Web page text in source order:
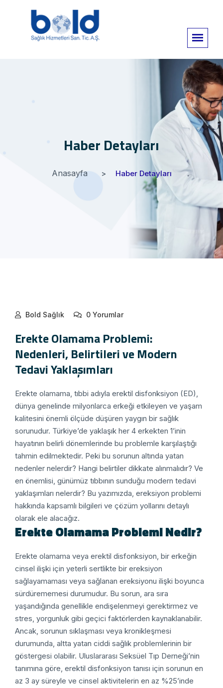
Haber Detayları
Anasayfa Haber Detayları
Bold Sağlık 0 Yorumlar
Erekte Olamama Problemi:
Nedenleri, Belirtileri ve Modern
Tedavi Yaklaşımları
Erekte olamama, tıbbi adıyla erektil disfonksiyon (ED),
dünya genelinde milyonlarca erkeği etkileyen ve yaşam
kalitesini önemli ölçüde düşüren yaygın bir sağlık
sorunudur. Türkiye’de yaklaşık her 4 erkekten 1’inin
hayatının belirli dönemlerinde bu problemle karşılaştığı
tahmin edilmektedir. Peki bu sorunun altında yatan
nedenler nelerdir? Hangi belirtiler dikkate alınmalıdır? Ve
en önemlisi, günümüz tıbbının sunduğu modern tedavi
yaklaşımları nelerdir? Bu yazımızda, ereksiyon problemi
hakkında kapsamlı bilgileri ve çözüm yollarını detaylı
olarak ele alacağız.
Erekte Olamama Problemi Nedir?
Erekte olamama veya erektil disfonksiyon, bir erkeğin
cinsel ilişki için yeterli sertlikte bir ereksiyon
sağlayamaması veya sağlanan ereksiyonu ilişki boyunca
sürdürememesi durumudur. Bu sorun, ara sıra
yaşandığında genellikle endişelenmeyi gerektirmez ve
stres, yorgunluk gibi geçici faktörlerden kaynaklanabilir.
Ancak, sorunun sıklaşması veya kronikleşmesi
durumunda, altta yatan ciddi sağlık problemlerinin bir
göstergesi olabilir. Uluslararası Seksüel Tıp Derneği’nin
tanımına göre, erektil disfonksiyon tanısı için sorunun en
az 3 ay süreyle ve cinsel aktivitelerin en az %25’inde